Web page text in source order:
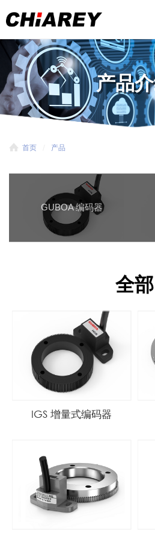
产品
首页 产品
GUBOA 编码器
全部
IGS 增量式编码器